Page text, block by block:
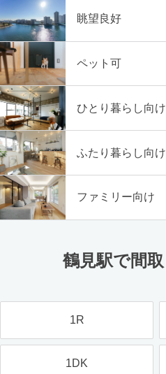
眺望良好
ペット可
ひとり暮らし向け
ふたり暮らし向け
ファミリー向け
鶴見駅で間
1R
1DK